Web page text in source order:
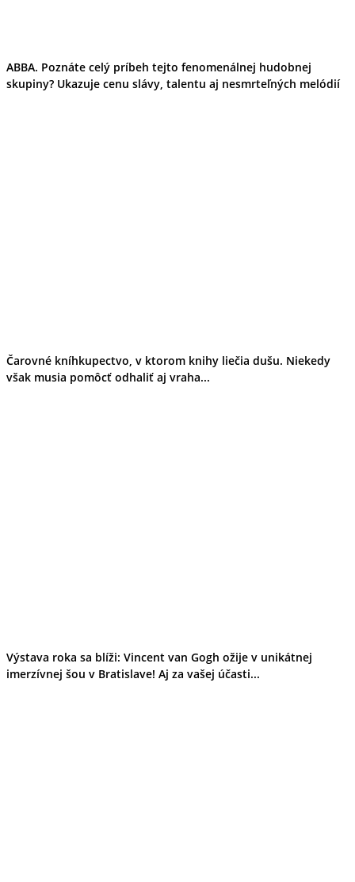
ABBA. Poznáte celý príbeh tejto fenomenálnej hudobnej
skupiny? Ukazuje cenu slávy, talentu aj nesmrteľných melódií
Čarovné kníhkupectvo, v ktorom knihy liečia dušu. Niekedy
však musia pomôcť odhaliť aj vraha...
Výstava roka sa blíži: Vincent van Gogh ožije v unikátnej
imerzívnej šou v Bratislave! Aj za vašej účasti...